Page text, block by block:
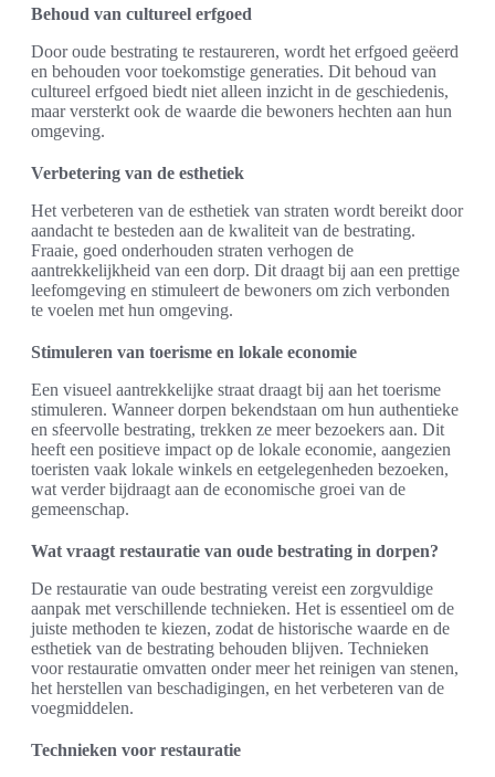
Behoud van cultureel erfgoed
Door oude bestrating te restaureren, wordt het erfgoed geëerd
en behouden voor toekomstige generaties. Dit behoud van
cultureel erfgoed biedt niet alleen inzicht in de geschiedenis,
maar versterkt ook de waarde die bewoners hechten aan hun
omgeving.
Verbetering van de esthetiek
Het verbeteren van de esthetiek van straten wordt bereikt door
aandacht te besteden aan de kwaliteit van de bestrating.
Fraaie, goed onderhouden straten verhogen de
aantrekkelijkheid van een dorp. Dit draagt bij aan een prettige
leefomgeving en stimuleert de bewoners om zich verbonden
te voelen met hun omgeving.
Stimuleren van toerisme en lokale economie
Een visueel aantrekkelijke straat draagt bij aan het toerisme
stimuleren. Wanneer dorpen bekendstaan om hun authentieke
en sfeervolle bestrating, trekken ze meer bezoekers aan. Dit
heeft een positieve impact op de lokale economie, aangezien
toeristen vaak lokale winkels en eetgelegenheden bezoeken,
wat verder bijdraagt aan de economische groei van de
gemeenschap.
Wat vraagt restauratie van oude bestrating in dorpen?
De restauratie van oude bestrating vereist een zorgvuldige
aanpak met verschillende technieken. Het is essentieel om de
juiste methoden te kiezen, zodat de historische waarde en de
esthetiek van de bestrating behouden blijven. Technieken
voor restauratie omvatten onder meer het reinigen van stenen,
het herstellen van beschadigingen, en het verbeteren van de
voegmiddelen.
Technieken voor restauratie